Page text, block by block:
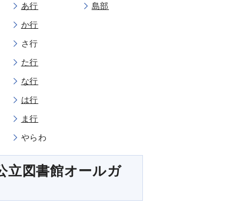
あ行
か行
さ行
た行
な行
は行
ま行
やらわ
島部
立図書館オールガ